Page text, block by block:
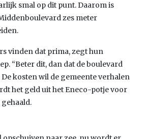
smal op dit punt. Daarom is
zes meter
vinden dat prima, zegt hun
“Beter dit, dan dat de boulevard
De kosten wil de gemeente verhalen
het geld uit het Eneco-potje voor